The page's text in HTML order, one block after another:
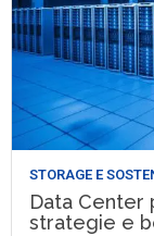
STORAGE E
Data Center
strategie e